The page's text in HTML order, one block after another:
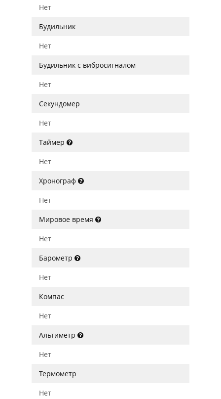
Нет
Будильник
Нет
Будильник с вибросигналом
Нет
Секундомер
Нет
Таймер
Нет
Хронограф
Нет
Мировое время
Нет
Барометр
Нет
Компас
Нет
Альтиметр
Нет
Термометр
Нет